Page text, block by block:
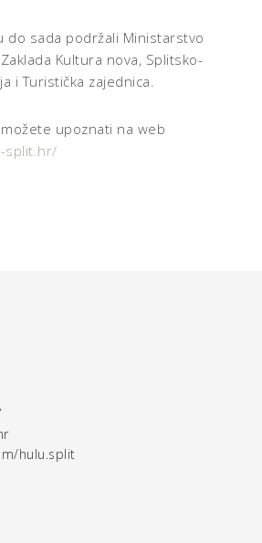
do sada podržali Ministarstvo
Kultura nova, Splitsko-
i Turistička zajednica.
upoznati na web
split.hr/
hulu.split